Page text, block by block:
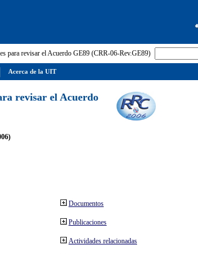
para revisar el Acuerdo GE89 (CRR-06-Rev.GE89)
revisar el Acuerdo
Documentos
Publicaciones
Actividades relacionadas
Acerca de la UIT